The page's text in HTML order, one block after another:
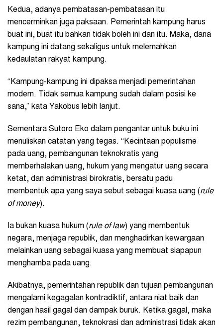
Kedua, adanya pembatasan-pembatasan itu
mencerminkan juga paksaan. Pemerintah kampung harus
buat ini, buat itu bahkan tidak boleh ini dan itu. Maka, dana
kampung ini datang sekaligus untuk melemahkan
kedaulatan rakyat kampung.
“Kampung-kampung ini dipaksa menjadi pemerintahan
modern. Tidak semua kampung sudah dalam posisi ke
sana,” kata Yakobus lebih lanjut.
Sementara Sutoro Eko dalam pengantar untuk buku ini
menuliskan catatan yang tegas. “Kecintaan populisme
pada uang, pembangunan teknokratis yang
memberhalakan uang, hukum yang mengatur uang secara
ketat, dan administrasi birokratis, bersatu padu
membentuk apa yang saya sebut sebagai kuasa uang (rule
of money).
Ia bukan kuasa hukum (rule of law) yang membentuk
negara, menjaga republik, dan menghadirkan kewargaan
melainkan uang sebagai kuasa yang membuat siapapun
menghamba pada uang.
Akibatnya, pemerintahan republik dan tujuan pembangunan
mengalami kegagalan kontradiktif, antara niat baik dan
dengan hasil gagal dan dampak buruk. Ketika gagal, maka
rezim pembangunan, teknokrasi dan administrasi tidak akan